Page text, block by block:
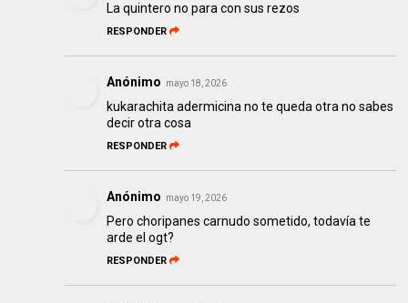
La quintero no para con sus rezos
RESPONDER
Anónimo mayo 18, 2026
kukarachita adermicina no te queda otra no sabes
decir otra cosa
RESPONDER
Anónimo mayo 19, 2026
Pero choripanes carnudo sometido, todavía te
arde el ogt?
RESPONDER